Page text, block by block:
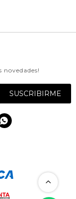
novedades!
SUSCRIBIRME
